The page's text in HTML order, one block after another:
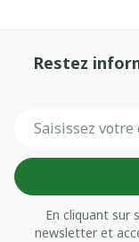
Restez
En cliquant sur
newsletter et